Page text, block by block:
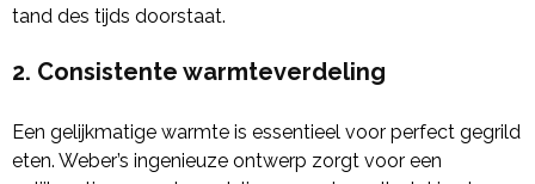
tand des tijds doorstaat.
2. Consistente warmteverdeling
Een gelijkmatige warmte is essentieel voor perfect gegrild
eten. Weber’s ingenieuze ontwerp zorgt voor een